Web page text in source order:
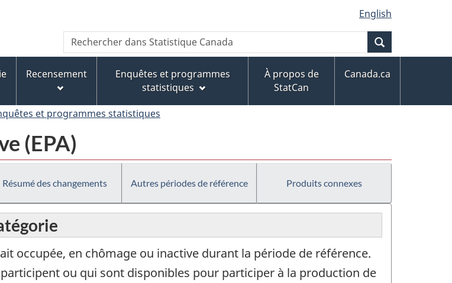
au
contenu
principal
« À
propos
de
ce
version
HTML
simplifiée
English
Recherche
Rechercher
dans
Canada
Recensement
Enquêtes et programmes
statistiques
À propos de
StatCan
Canada.ca
et programmes statistiques
(EPA)
Résumé des changements Autres périodes de référence Produits connexes
occupée, en chômage ou inactive durant la période de référence.
ou qui sont disponibles pour participer à la production de